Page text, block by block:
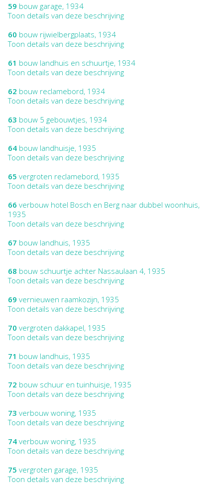
59 bouw garage, 1934
Toon details van deze beschrijving
60 bouw rijwielbergplaats, 1934
Toon details van deze beschrijving
61 bouw landhuis en schuurtje, 1934
Toon details van deze beschrijving
62 bouw reclamebord, 1934
Toon details van deze beschrijving
63 bouw 5 gebouwtjes, 1934
Toon details van deze beschrijving
64 bouw landhuisje, 1935
Toon details van deze beschrijving
65 vergroten reclamebord, 1935
Toon details van deze beschrijving
66 verbouw hotel Bosch en Berg naar dubbel woonhuis,
1935
Toon details van deze beschrijving
67 bouw landhuis, 1935
Toon details van deze beschrijving
68 bouw schuurtje achter Nassaulaan 4, 1935
Toon details van deze beschrijving
69 vernieuwen raamkozijn, 1935
Toon details van deze beschrijving
70 vergroten dakkapel, 1935
Toon details van deze beschrijving
71 bouw landhuis, 1935
Toon details van deze beschrijving
72 bouw schuur en tuinhuisje, 1935
Toon details van deze beschrijving
73 verbouw woning, 1935
Toon details van deze beschrijving
74 verbouw woning, 1935
Toon details van deze beschrijving
75 vergroten garage, 1935
Toon details van deze beschrijving